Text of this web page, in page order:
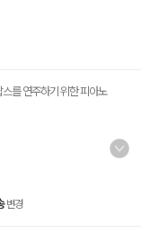
를 연주하기 위한 피아노
변경